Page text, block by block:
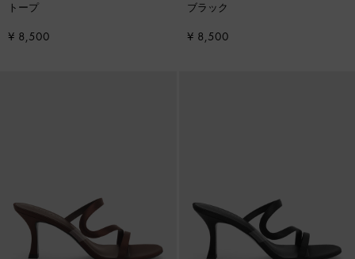
トープ
¥ 8,500
ブラック
¥ 8,500